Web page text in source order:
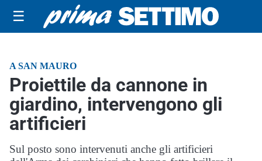
☰
A SAN MAURO
Proiettile da cannone in
giardino, intervengono gli
artificieri
Sul posto sono intervenuti anche gli artificieri